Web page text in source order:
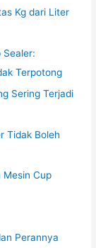
Kg dari Liter
Sealer:
Terpotong
Sering Terjadi
Tidak Boleh
Cup
Perannya